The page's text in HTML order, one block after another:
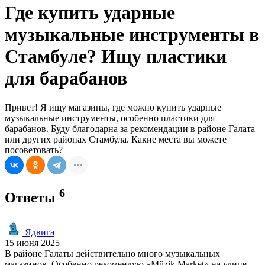
Где купить ударные
музыкальные инструменты в
Стамбуле? Ищу пластики
для барабанов
Привет! Я ищу магазины, где можно купить ударные
музыкальные инструменты, особенно пластики для
барабанов. Буду благодарна за рекомендации в районе Галата
или других районах Стамбула. Какие места вы можете
посоветовать?
Ответы 6
Ядвига
15 июня 2025
В районе Галаты действительно много музыкальных